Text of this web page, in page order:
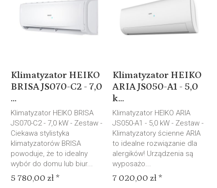
Klimatyzator HEIKO
BRISA JS070-C2 - 7,0
...
Klimatyzator HEIKO BRISA
JS070-C2 - 7,0 kW - Zestaw -
Ciekawa stylistyka
klimatyzatorów BRISA
powoduje, że to idealny
wybór do domu lub biur...
5 780,00 zł *
Klimatyzator HEIKO
ARIA JS050-A1 - 5,0
k...
Klimatyzator HEIKO ARIA
JS050-A1 - 5,0 kW - Zestaw -
Klimatyzatory ścienne ARIA
to idealne rozwiązanie dla
alergików! Urządzenia są
wyposażo...
7 020,00 zł *